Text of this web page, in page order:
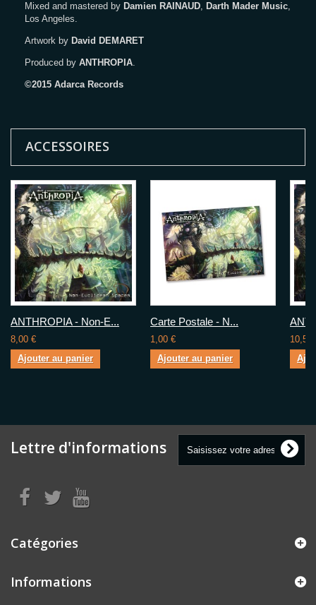
Mixed and mastered by Damien RAINAUD, Darth Mader Music,
Los Angeles.
Artwork by David DEMARET
Produced by ANTHROPIA.
©2015 Adarca Records
ACCESSOIRES
ANTHROPIA - Non-E...
8,00 €
Ajouter au panier
Carte Postale - N...
1,00 €
Ajouter au panier
10,50
Lettre d'informations
Catégories
Informations